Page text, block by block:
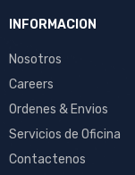
INFORMACION
Nosotros
Careers
Ordenes & Envios
Servicios de Oficina
Contactenos